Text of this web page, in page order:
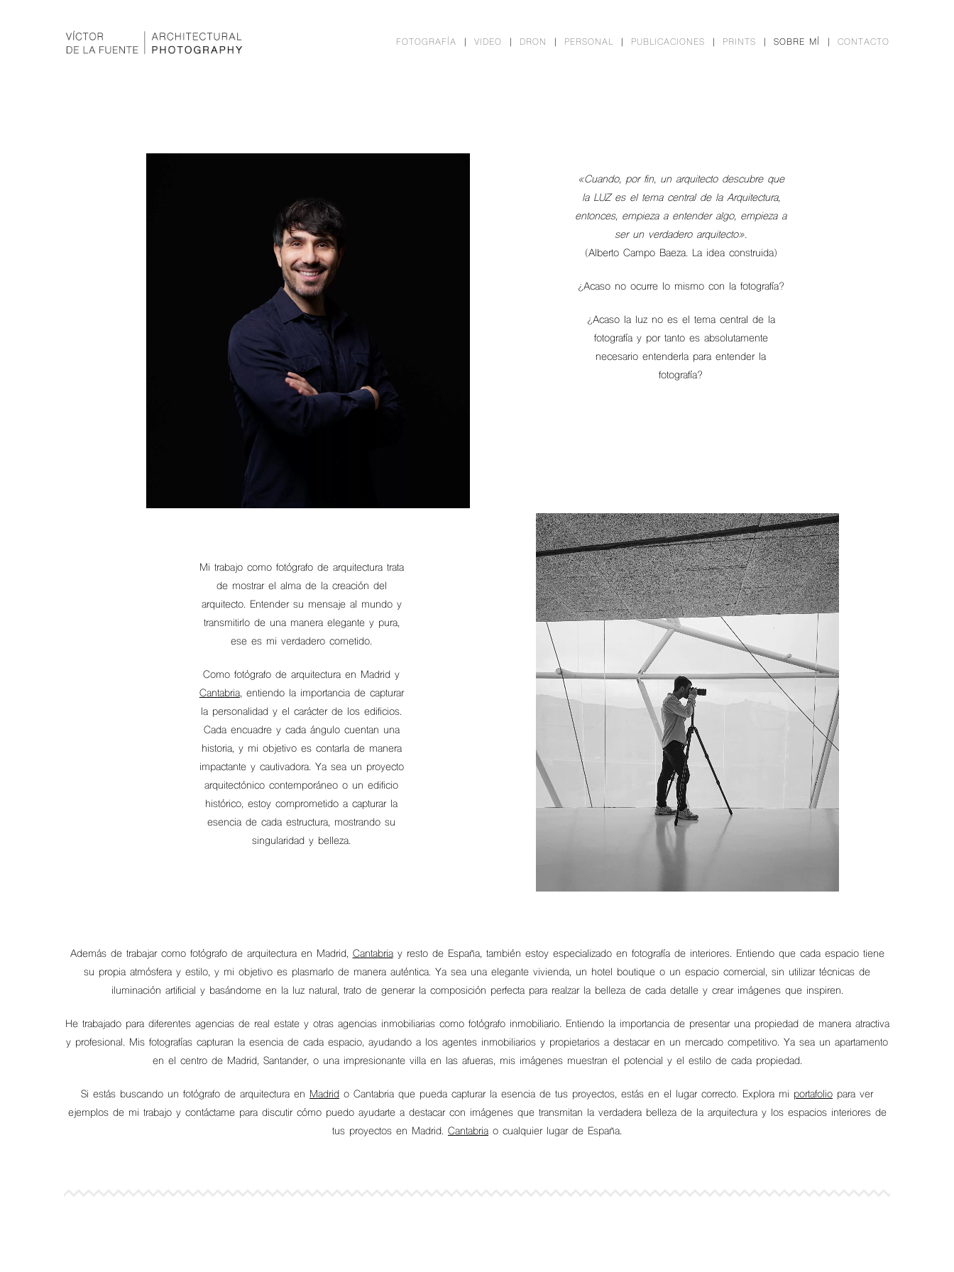
FOTOGRAFÍA VIDEO DRON PERSONAL PUBLICACIONES PRINTS SOBRE MÍ CONTACTO
«Cuando, por fin, un arquitecto descubre que
la LUZ es el tema central de la Arquitectura,
entonces, empieza a entender algo, empieza a
ser un verdadero arquitecto».
(Alberto Campo Baeza. La idea construida)
¿Acaso no ocurre lo mismo con la fotografía?
¿Acaso la luz no es el tema central de la
fotografía y por tanto es absolutamente
necesario entenderla para entender la
fotografía?
Mi trabajo como fotógrafo de arquitectura trata
de mostrar el alma de la creación del
arquitecto. Entender su mensaje al mundo y
transmitirlo de una manera elegante y pura,
ese es mi verdadero cometido.
Como fotógrafo de arquitectura en Madrid y
Cantabria, entiendo la importancia de capturar
la personalidad y el carácter de los edificios.
Cada encuadre y cada ángulo cuentan una
historia, y mi objetivo es contarla de manera
impactante y cautivadora. Ya sea un proyecto
arquitectónico contemporáneo o un edificio
histórico, estoy comprometido a capturar la
esencia de cada estructura, mostrando su
singularidad y belleza.
Además de trabajar como fotógrafo de arquitectura en Madrid, Cantabriay resto de España, también estoy especializado en fotografía de interiores. Entiendo que cada espacio tiene
su propia atmósfera y estilo, y mi objetivo es plasmarlo de manera auténtica. Ya sea una elegante vivienda, un hotel boutique o un espacio comercial, sin utilizar técnicas de
iluminación artificial y basándome en la luz natural, trato de generar la composición perfecta para realzar la belleza de cada detalle y crear imágenes que inspiren.
He trabajado para diferentes agencias de real estate y otras agencias inmobiliarias como fotógrafo inmobiliario. Entiendo la importancia de presentar una propiedad de manera atractiva
y profesional. Mis fotografías capturan la esencia de cada espacio, ayudando a los agentes inmobiliarios y propietarios a destacar en un mercado competitivo. Ya sea un apartamento
en el centro de Madrid, Santander, o una impresionante villa en las afueras, mis imágenes muestran el potencial y el estilo de cada propiedad.
Si estás buscando un fotógrafo de arquitectura en Madrid o Cantabria que pueda capturar la esencia de tus proyectos, estás en el lugar correcto. Explora mi portafolio para ver
ejemplos de mi trabajo y contáctame para discutir cómo puedo ayudarte a destacar con imágenes que transmitan la verdadera belleza de la arquitectura y los espacios interiores de
tus proyectos en Madrid. Cantabria o cualquier lugar de España.